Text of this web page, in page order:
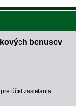
bonusov
pre účel zasielania